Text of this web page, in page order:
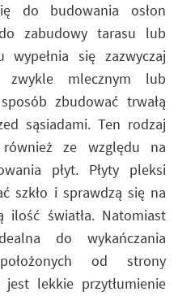
do budowania osłon
zabudowy tarasu lub
wypełnia się zazwyczaj
zwykle mlecznym lub
zbudować trwałą
sąsiadami. Ten rodzaj
ze względu na
płyt. Płyty pleksi
szkło i sprawdzą się na
ilość światła. Natomiast
do wykańczania
od strony
lekkie przytłumienie